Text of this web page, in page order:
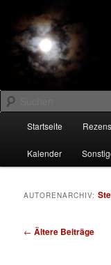
primären
Inhalt
springen
sekundären
Inhalt
springenDARK-
Suchen
Startseite
Kalender
AUTORENARCHIV:
Beitragsnavigation
← Ältere Beiträge